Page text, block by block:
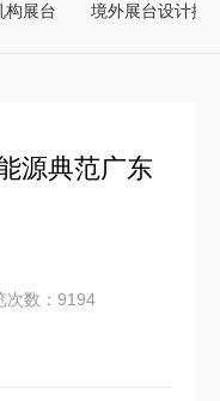
构展台 境外展台设计搭
源典范广东
次数：9194